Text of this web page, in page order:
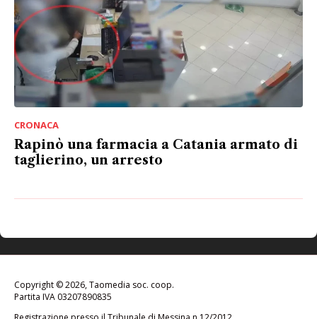
CRONACA
Rapinò una farmacia a Catania armato di
taglierino, un arresto
Copyright © 2026, Taomedia soc. coop.
Partita IVA 03207890835